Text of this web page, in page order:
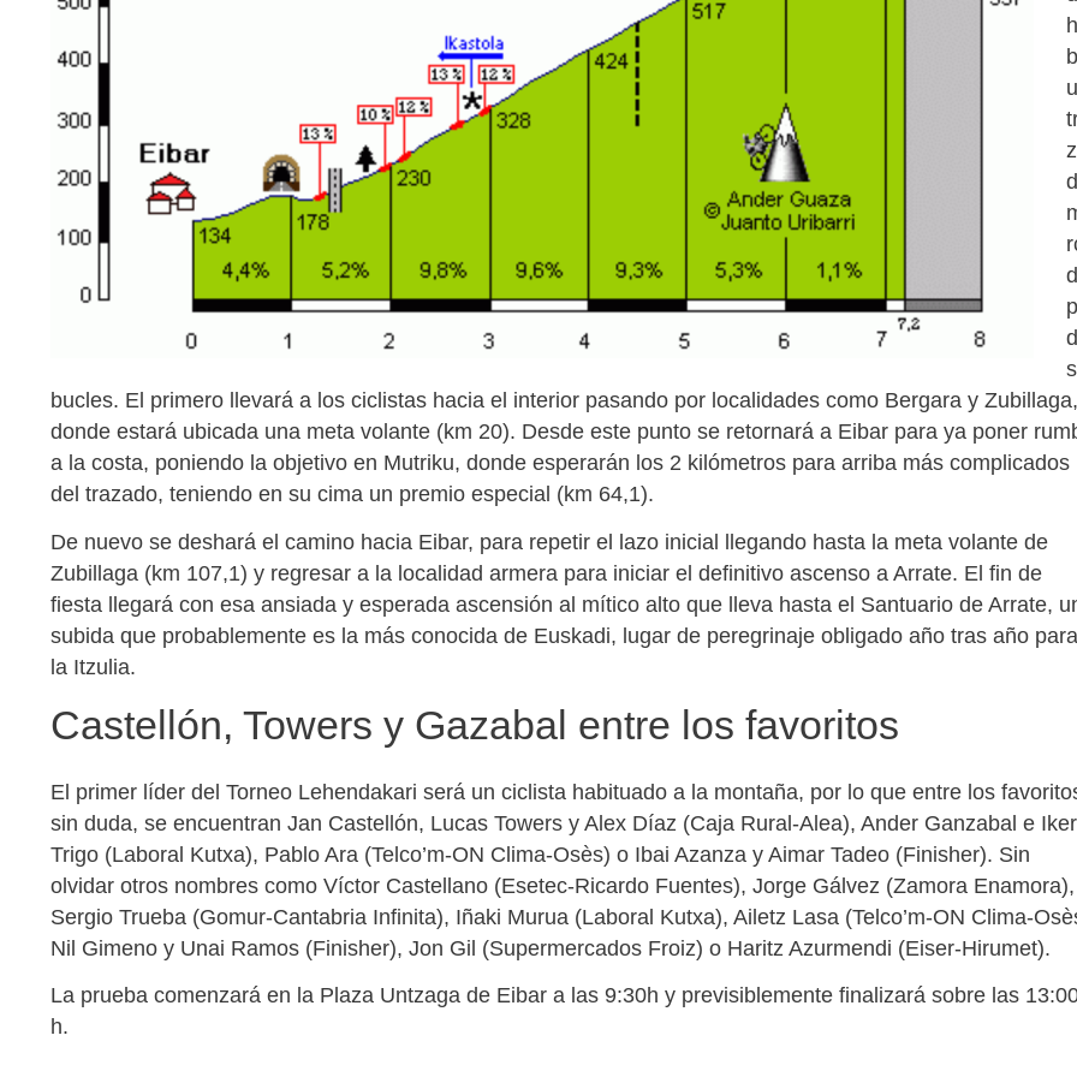
s
bucles. El primero llevará a los ciclistas hacia el interior pasando por localidades como Bergara y Zubillaga,
donde estará ubicada una meta volante (km 20). Desde este punto se retornará a Eibar para ya poner
a la costa, poniendo la objetivo en Mutriku, donde esperarán los 2 kilómetros para arriba más complicados
del trazado, teniendo en su cima un premio especial (km 64,1).
De nuevo se deshará el camino hacia Eibar, para repetir el lazo inicial llegando hasta la meta volante de
Zubillaga (km 107,1) y regresar a la localidad armera para iniciar el definitivo ascenso a Arrate. El fin de
fiesta llegará con esa ansiada y esperada ascensión al mítico alto que lleva hasta el Santuario de Arrate,
subida que probablemente es la más conocida de Euskadi, lugar de peregrinaje obligado año tras año para
la Itzulia.
Castellón, Towers y Gazabal entre los favoritos
El primer líder del Torneo Lehendakari será un ciclista habituado a la montaña, por lo que entre los
sin duda, se encuentran Jan Castellón, Lucas Towers y Alex Díaz (Caja Rural-Alea), Ander Ganzabal e Iker
Trigo (Laboral Kutxa), Pablo Ara (Telco’m-ON Clima-Osès) o Ibai Azanza y Aimar Tadeo (Finisher). Sin
olvidar otros nombres como Víctor Castellano (Esetec-Ricardo Fuentes), Jorge Gálvez (Zamora Enamora),
Sergio Trueba (Gomur-Cantabria Infinita), Iñaki Murua (Laboral Kutxa), Ailetz Lasa (Telco’m-ON Clima-
Nil Gimeno y Unai Ramos (Finisher), Jon Gil (Supermercados Froiz) o Haritz Azurmendi (Eiser-Hirumet).
La prueba comenzará en la Plaza Untzaga de Eibar a las 9:30h y previsiblemente finalizará sobre las
h.